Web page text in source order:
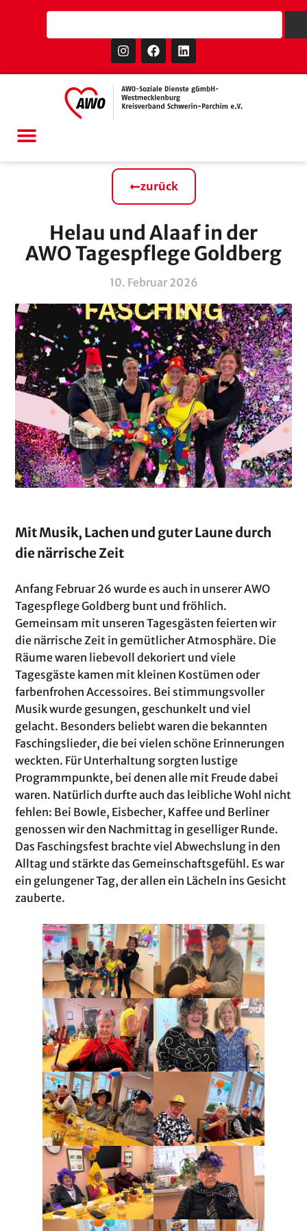
zurück
Helau und Alaaf in der
AWO Tagespflege Goldberg
10. Februar 2026
Mit Musik, Lachen und guter Laune durch
die närrische Zeit
Anfang Februar 26 wurde es auch in unserer AWO
Tagespflege Goldberg bunt und fröhlich.
Gemeinsam mit unseren Tagesgästen feierten wir
die närrische Zeit in gemütlicher Atmosphäre. Die
Räume waren liebevoll dekoriert und viele
Tagesgäste kamen mit kleinen Kostümen oder
farbenfrohen Accessoires. Bei stimmungsvoller
Musik wurde gesungen, geschunkelt und viel
gelacht. Besonders beliebt waren die bekannten
Faschingslieder, die bei vielen schöne Erinnerungen
weckten. Für Unterhaltung sorgten lustige
Programmpunkte, bei denen alle mit Freude dabei
waren. Natürlich durfte auch das leibliche Wohl nicht
fehlen: Bei Bowle, Eisbecher, Kaffee und Berliner
genossen wir den Nachmittag in geselliger Runde.
Das Faschingsfest brachte viel Abwechslung in den
Alltag und stärkte das Gemeinschaftsgefühl. Es war
ein gelungener Tag, der allen ein Lächeln ins Gesicht
zauberte.